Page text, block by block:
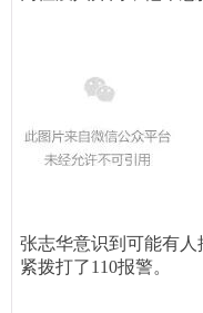
张志华意识到可能有
紧拨打了110报警。